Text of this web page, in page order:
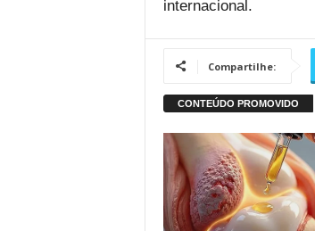
internacional.
Compartilhe: